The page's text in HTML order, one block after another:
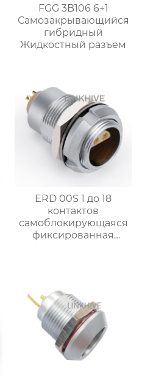
FGG 3B106 6+1
Самозакрывающийся
гибридный
Жидкостный разъем
ERD 00S 1 до 18
контактов
самоблокирующаяся
фиксированная